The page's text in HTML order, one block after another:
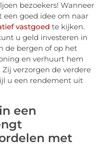
bezoekers! Wanneer
een goed idee om naar
vastgoed te kijken.
u geld investeren in
de bergen of op het
en verhuurt hem
Zij verzorgen de verdere
u een rendement uit
een
met